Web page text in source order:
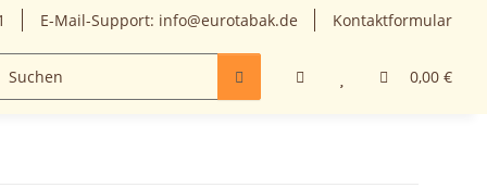
E-Mail-Support: info@eurotabak.de Kontaktformular
0,00 €